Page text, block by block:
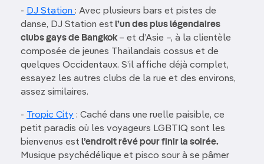
- DJ Station : Avec plusieurs bars et pistes de
danse, DJ Station est l’un des plus légendaires
clubs gays de Bangkok– et d’Asie –, à la clientèle
composée de jeunes Thaïlandais cossus et de
quelques Occidentaux. S’il affiche déjà complet,
essayez les autres clubs de la rue et des environs,
assez similaires.
- Tropic City : Caché dans une ruelle paisible, ce
petit paradis où les voyageurs LGBTIQ sont les
bienvenus est l’endroit rêvé pour finir la soirée.
Musique psychédélique et pisco sour à se pâmer